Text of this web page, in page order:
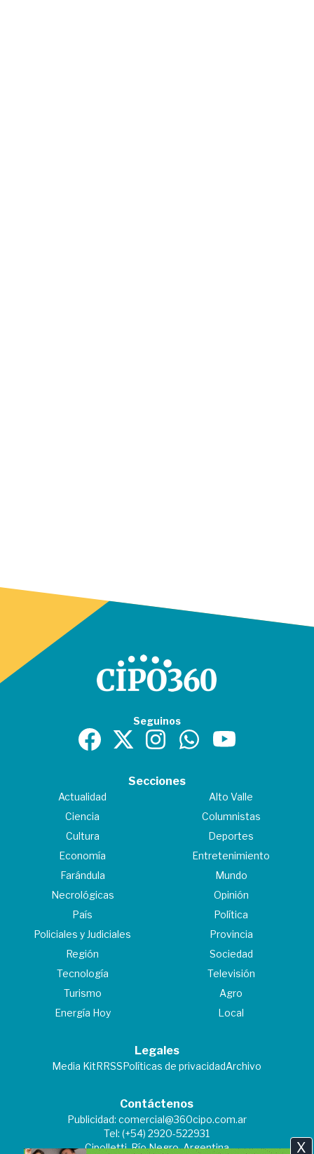
Seguinos
Secciones
Actualidad
Alto Valle
Ciencia
Columnistas
Cultura
Deportes
Economía
Entretenimiento
Farándula
Mundo
Necrológicas
Opinión
País
Política
Policiales y Judiciales
Provincia
Región
Sociedad
Tecnología
Televisión
Turismo
Agro
Energía Hoy
Local
Legales
Media KitRRSSPolíticas de privacidadArchivo
Contáctenos
Publicidad: comercial@360cipo.com.ar
Tel: (+54) 2920-522931
Cipolletti, Río Negro, Argentina
X